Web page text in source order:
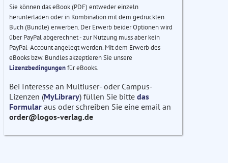
Sie können das eBook (PDF) entweder einzeln
herunterladen oder in Kombination mit dem gedruckten
Buch (Bundle) erwerben. Der Erwerb beider Optionen wird
über PayPal abgerechnet - zur Nutzung muss aber kein
PayPal-Account angelegt werden. Mit dem Erwerb des
eBooks bzw. Bundles akzeptieren Sie unsere
Lizenzbedingungenfür eBooks.
Bei Interesse an Multiuser- oder Campus-
Lizenzen (MyLibrary) füllen Sie bitte das
Formular aus oder schreiben Sie eine email an
order@logos-verlag.de